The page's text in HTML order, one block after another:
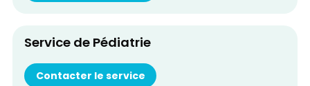
Service de Pédiatrie
Contacter le service